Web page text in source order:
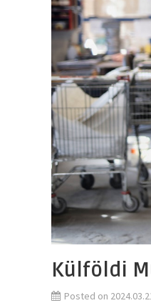
Külföldi
Posted on